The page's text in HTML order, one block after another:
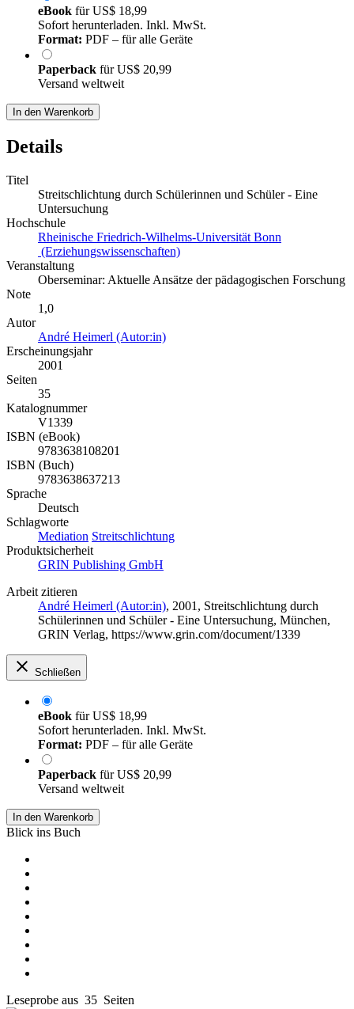
eBook fürUS$ 18,99
Sofort herunterladen. Inkl. MwSt.
Format: PDF – für alle Geräte
Paperback fürUS$ 20,99
Versand weltweit
In den Warenkorb
Details
Titel
Streitschlichtung durch Schülerinnen und Schüler - Eine
Untersuchung
Hochschule
Rheinische Friedrich-Wilhelms-Universität Bonn
(Erziehungswissenschaften)
Veranstaltung
Oberseminar: Aktuelle Ansätze der pädagogischen Forschung
Note
1,0
Autor
André Heimerl (Autor:in)
Erscheinungsjahr
2001
Seiten
35
Katalognummer
V1339
ISBN (eBook)
9783638108201
ISBN (Buch)
9783638637213
Sprache
Deutsch
Schlagworte
Mediation Streitschlichtung
Produktsicherheit
GRIN Publishing GmbH
Arbeit zitieren
André Heimerl (Autor:in), 2001, Streitschlichtung durch
Schülerinnen und Schüler - Eine Untersuchung, München,
GRIN Verlag, https://www.grin.com/document/1339
Schließen
eBook fürUS$ 18,99
Sofort herunterladen. Inkl. MwSt.
Format: PDF – für alle Geräte
Paperback fürUS$ 20,99
Versand weltweit
In den Warenkorb
Blick ins Buch
Leseprobe aus 35 Seiten